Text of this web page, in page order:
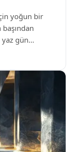
yoğun bir
yaz gün
Çilek
şekilde
açık bir
Üç
ilk gündüz
Takımy…